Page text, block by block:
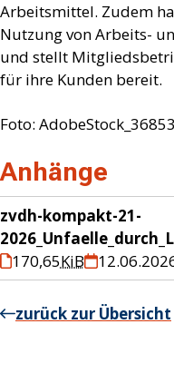
Arbeitsmittel. Zudem
Nutzung von Arbeits-
und stellt
für ihre Kunden bereit.
Foto:
Anhänge
zvdh-kompakt-21-
170,65KiB
zurück zur Übersicht